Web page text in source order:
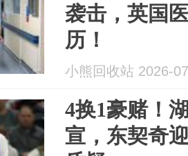
袭击，英国
历！
小熊回收站 2026-
4换1豪赌！
宣，东契奇